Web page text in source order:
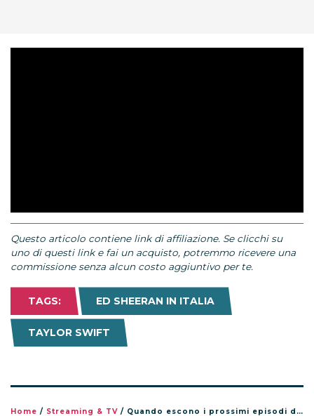
Questo articolo contiene link di affiliazione. Se clicchi su
uno di questi link e fai un acquisto, potremmo ricevere una
commissione senza alcun costo aggiuntivo per te.
TAGS: ED SHEERAN IN ITALIA
TAYLOR SWIFT
Home / Streaming & TV / Quando escono i prossimi episodi di Taylor Swift The End of an Era su Disney+